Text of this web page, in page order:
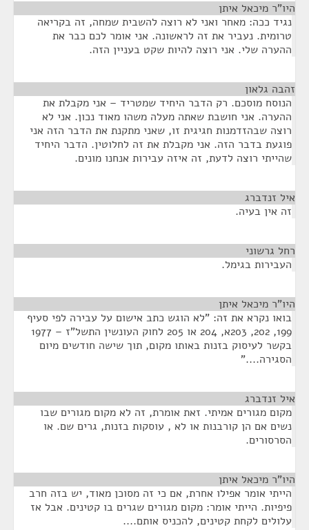
היו"ר מיכאל איתן
נגיד ככה: מאחר ואני לא רוצה להשבית שמחה, זה בקריאה
טרומית. נעביר את זה לראשונה. אני אומר לכם כבר את
ההערה שלי. אני רוצה להיות שקט בעניין הזה.
זהבה גלאון
הנוסח מוסכם. רק הדבר היחיד שמטריד – אני מקבלת את
ההערה. אני חושבת שאתה מעלה משהו מאוד נכון. אני לא
רוצה שבהזדמנות חגיגית זו, שאני מתקנת את הדבר הזה אני
פוגעת בדבר הזה. אני מקבלת את זה לחלוטין. הדבר היחיד
שהייתי רוצה לדעת, זה איזה עבירות אנחנו מונים.
איל זנדברג
זה אין בעיה.
רחל גרשוני
העבירות בגימל.
היו"ר מיכאל איתן
בואו נקרא את זה: "לא הוגש כתב אישום על עבירה לפי סעיף
199, 202, 203א, 204 או 205 לחוק העונשין התשל"ז – 1977
בקשר לעיסוק בזנות באותו מקום, תוך שישה חודשים מיום
הסגירה...."
איל זנדברג
מקום מגורים אמיתי. זאת אומרת, זה לא מקום מגורים שבו
נשים אם הן קורבנות או לא , עוסקות בזנות, גרים שם. או
הסרסורים.
היו"ר מיכאל איתן
הייתי אומר אפילו אחרת, אם כי זה מסוכן מאוד, יש בזה חרב
פיפיות. הייתי אומר: מקום מגורים שגרים בו קטינים. אבל אז
עלולים לקחת קטינים, להכניס אותם....